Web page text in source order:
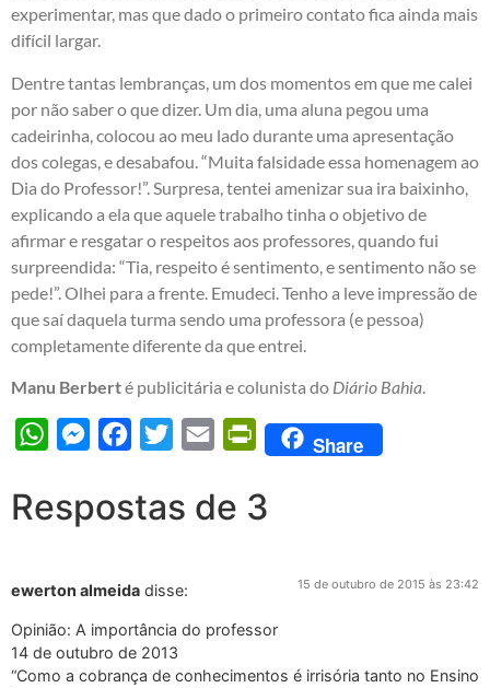
experimentar, mas que dado o primeiro contato fica ainda mais
difícil largar.
Dentre tantas lembranças, um dos momentos em que me calei
por não saber o que dizer. Um dia, uma aluna pegou uma
cadeirinha, colocou ao meu lado durante uma apresentação
dos colegas, e desabafou. “Muita falsidade essa homenagem ao
Dia do Professor!”. Surpresa, tentei amenizar sua ira baixinho,
explicando a ela que aquele trabalho tinha o objetivo de
afirmar e resgatar o respeitos aos professores, quando fui
surpreendida: “Tia, respeito é sentimento, e sentimento não se
pede!”. Olhei para a frente. Emudeci. Tenho a leve impressão de
que saí daquela turma sendo uma professora (e pessoa)
completamente diferente da que entrei.
Manu Berberté publicitária e colunista do Diário Bahia.
WhatsAppMessengerFacebook
Twitter Email PrintFriendly
Share
Respostas de 3
ewerton almeida disse: 15 de outubro de 2015 às 23:42
Opinião: A importância do professor
14 de outubro de 2013
“Como a cobrança de conhecimentos é irrisória tanto no Ensino